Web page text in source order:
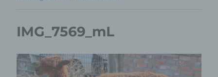
IMG_7569_mL